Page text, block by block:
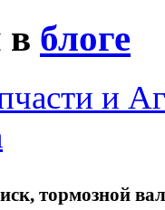
в блоге
и
тормозной